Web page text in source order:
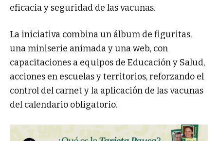
eficacia y seguridad de las vacunas.
La iniciativa combina un álbum de figuritas,
una miniserie animada y una web, con
capacitaciones a equipos de Educación y Salud,
acciones en escuelas y territorios, reforzando el
control del carnet y la aplicación de las vacunas
del calendario obligatorio.